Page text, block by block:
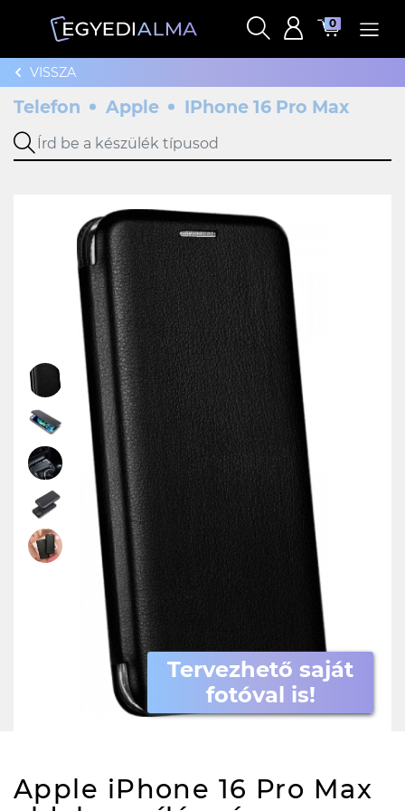
0
VISSZA
Telefon Apple IPhone 16 Pro Max
Tervezhető saját
fotóval is!
Apple iPhone 16 Pro Max